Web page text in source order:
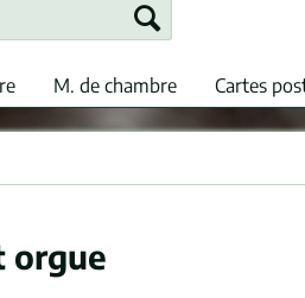
M. de chambre Cartes
orgue